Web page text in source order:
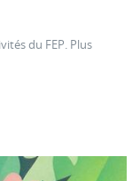
du FEP. Plus